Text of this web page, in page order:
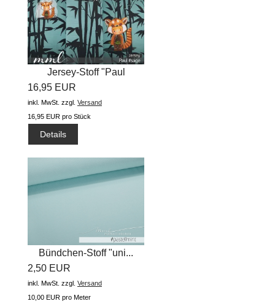
Jersey-Stoff "Paul
#sage"...
16,95 EUR
inkl. MwSt. zzgl. Versand
16,95 EUR pro Stück
Details
Bündchen-Stoff "uni...
2,50 EUR
inkl. MwSt. zzgl. Versand
10,00 EUR pro Meter